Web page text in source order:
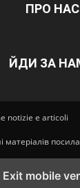
ПРО НАС
ЙДИ ЗА
notizie e articoli
матеріалів
Exit mobile